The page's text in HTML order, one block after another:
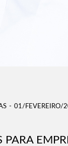
01/FEVEREIRO/
PARA